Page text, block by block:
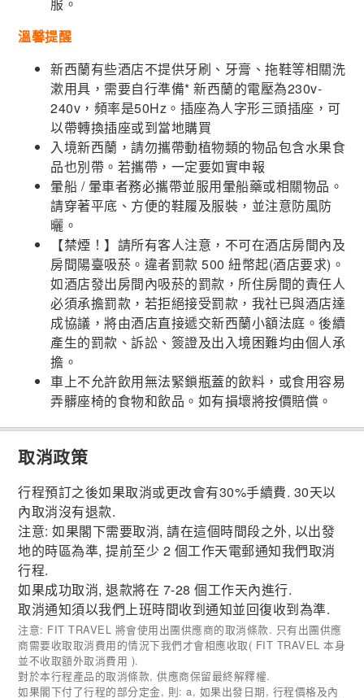
溫馨提醒
新西蘭有些酒店不提供牙刷、牙膏、拖鞋等相關洗
漱用具，需要自行準備* 新西蘭的電壓為230v-
240v，頻率是50Hz。插座為人字形三頭插座，可
以帶轉換插座或到當地購買
入境新西蘭，請勿攜帶動植物類的物品包含水果食
品也別帶。若攜帶，一定要如實申報
暈船 / 暈車者務必攜帶並服用暈船藥或相關物品。
請穿著平底、方便的鞋履及服裝，並注意防風防
曬。
【禁煙！】請所有客人注意，不可在酒店房間內及
房間陽臺吸菸。違者罰款 500 紐幣起(酒店要求)。
如酒店發出房間內吸菸的罰款，所住房間的責任人
必須承擔罰款，若拒絕接受罰款，我社已與酒店達
成協議，將由酒店直接遞交新西蘭小額法庭。後續
產生的罰款、訴訟、簽證及出入境困難均由個人承
擔。
車上不允許飲用無法緊鎖瓶蓋的飲料，或食用容易
弄髒座椅的食物和飲品。如有損壞將按價賠償。
取消政策
行程預訂之後如果取消或更改會有30%手續費. 30天以
內取消沒有退款.
注意: 如果閣下需要取消, 請在這個時間段之外, 以出發
地的時區為準, 提前至少 2 個工作天電郵通知我們取消
行程.
如果成功取消, 退款將在 7-28 個工作天內進行.
取消通知須以我們上班時間收到通知並回復收到為準.
注意: FIT TRAVEL 將會使用出團供應商的取消條款. 只有出團供應
商需要收取取消費用的情況下我們才會相應收取( FIT TRAVEL 本身
並不收取額外取消費用 ).
對於本行程產品的取消條款, 供應商保留最終解釋權.
如果閣下付了行程的部分定金, 則: a, 如果出發日期, 行程價格及內